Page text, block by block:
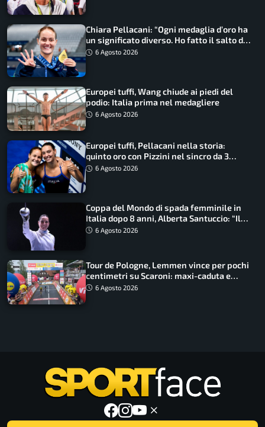
Chiara Pellacani: “Ogni medaglia d’oro ha
un significato diverso. Ho fatto il salto di
qualità”
6 Agosto 2026
Europei tuffi, Wang chiude ai piedi del
podio: Italia prima nel medagliere
6 Agosto 2026
Europei tuffi, Pellacani nella storia:
quinto oro con Pizzini nel sincro da 3
metri
6 Agosto 2026
Coppa del Mondo di spada femminile in
Italia dopo 8 anni, Alberta Santuccio: “Il
lavoro dà sempre i suoi frutti”
6 Agosto 2026
Tour de Pologne, Lemmen vince per pochi
centimetri su Scaroni: maxi-caduta e
tappa accorciata
6 Agosto 2026